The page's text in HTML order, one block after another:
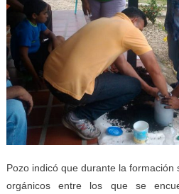
Pozo indicó que durante la
orgánicos entre los que se